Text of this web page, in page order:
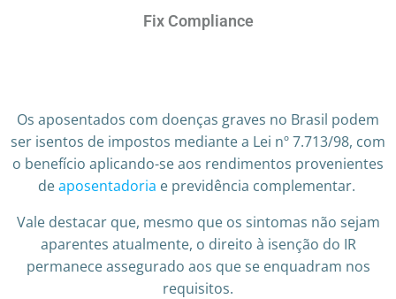
Fix Compliance
Os aposentados com doenças graves no Brasil podem
ser isentos de impostos mediante a Lei nº 7.713/98, com
o benefício aplicando-se aos rendimentos provenientes
deaposentadoria e previdência complementar.
Vale destacar que, mesmo que os sintomas não sejam
aparentes atualmente, o direito à isenção do IR
permanece assegurado aos que se enquadram nos
requisitos.